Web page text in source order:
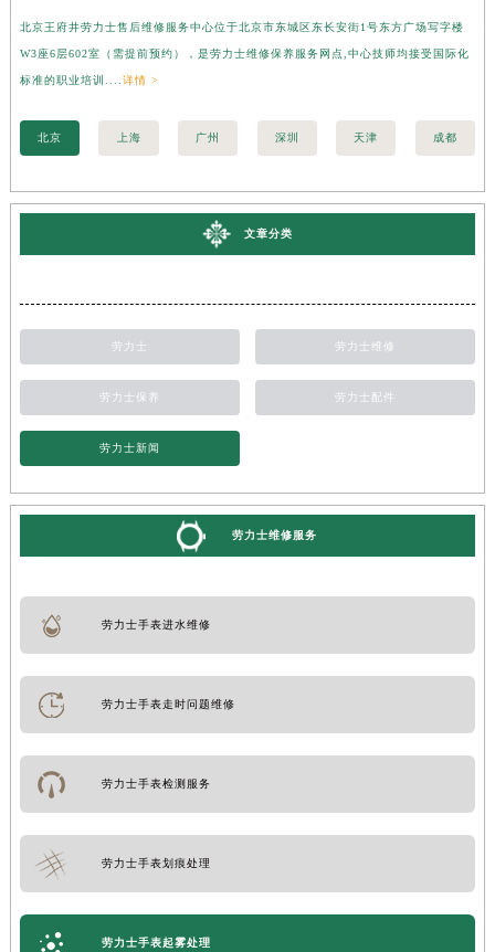
北京王府井劳力士售后维修服务中心位于北京市东城区东长安街1号东方广场写字楼
W3座6层602室（需提前预约），是劳力士维修保养服务网点,中心技师均接受国际化
标准的职业培训....详情 >
北京 上海 广州 深圳 天津 成都
文章分类
劳力士 劳力士维修
劳力士保养 劳力士配件
劳力士新闻
劳力士维修服务
劳力士手表进水维修
劳力士手表走时问题维修
劳力士手表检测服务
劳力士手表划痕处理
劳力士手表起雾处理